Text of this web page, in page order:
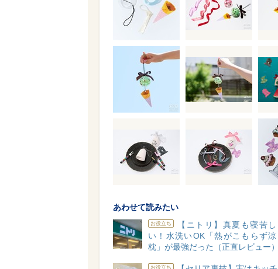
あわせて読みたい
お役立ち
【ニトリ】真夏も寝苦
い！水洗いOK「熱がこもらず
枕」が最強だった（正直レビュー）
お役立ち